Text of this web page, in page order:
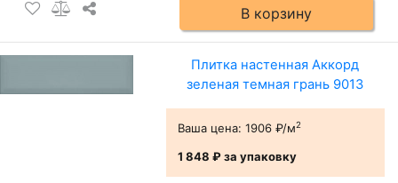
В корзину
Плитка настенная Аккорд
зеленая темная грань 9013
Ваша цена: 1906 ₽/м2
1 848 ₽за упаковку